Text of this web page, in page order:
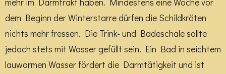
mehr im Darmtrakt haben. Mindestens eine Woche vor
dem Beginn der Winterstarre dürfen die Schildkröten
nichts mehr fressen. Die Trink- und Badeschale sollte
jedoch stets mit Wasser gefüllt sein. Ein Bad in seichtem
lauwarmen Wasser fördert die Darmtätigkeit und ist